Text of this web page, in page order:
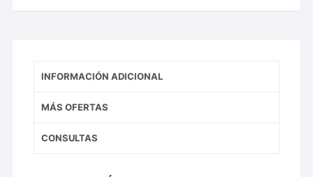
INFORMACIÓN ADICIONAL
MÁS OFERTAS
CONSULTAS